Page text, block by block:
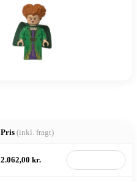
Pris (inkl. fragt)
2.062,00 kr.